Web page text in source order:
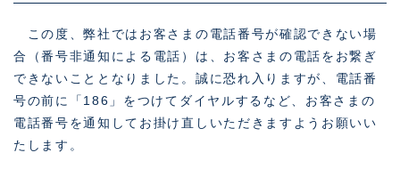
この度、弊社ではお客さまの電話番号が確認できない場
合（番号非通知による電話）は、お客さまの電話をお繋ぎ
できないこととなりました。誠に恐れ入りますが、電話番
号の前に「186」をつけてダイヤルするなど、お客さまの
電話番号を通知してお掛け直しいただきますようお願いい
たします。